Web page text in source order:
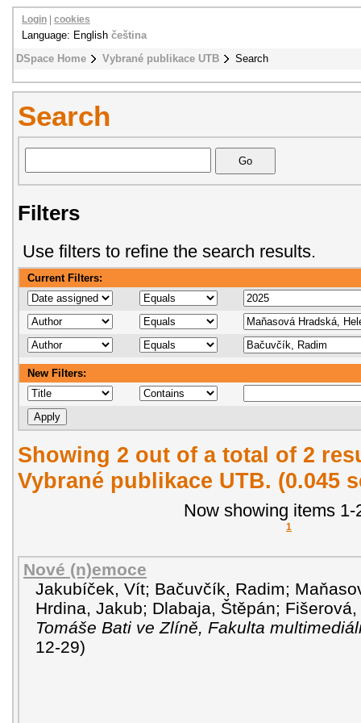
DSpace Home Vybrané publikace UTB Search
Login cookies
Language: English čeština
Search
Filters
Use filters to refine the search results.
Current Filters:
New Filters:
Showing 2 out of a total of 2
Vybrané publikace UTB. (0.045
Now showing items 1-
1
Nové (n)emoce
Jakubíček, Vít; Bačuvčík, Radim;
Hrdina, Jakub; Dlabaja, Štěpán;
Tomáše Bati ve Zlíně, Fakulta
12-29)